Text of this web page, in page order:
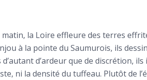
la Loire effleure des terres
à la pointe du Saumurois, ils
d’ardeur que de discrétion,
ni la densité du tuffeau. Plutôt de